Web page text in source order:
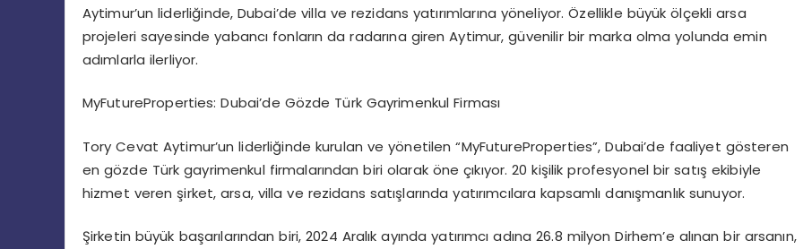
Aytimur’un liderliğinde, Dubai’de villa ve rezidans yatırımlarına yöneliyor. Özellikle büyük ölçekli arsa
projeleri sayesinde yabancı fonların da radarına giren Aytimur, güvenilir bir marka olma yolunda emin
adımlarla ilerliyor.
MyFutureProperties: Dubai’de Gözde Türk Gayrimenkul Firması
Tory Cevat Aytimur’un liderliğinde kurulan ve yönetilen “MyFutureProperties”, Dubai’de faaliyet gösteren
en gözde Türk gayrimenkul firmalarından biri olarak öne çıkıyor. 20 kişilik profesyonel bir satış ekibiyle
hizmet veren şirket, arsa, villa ve rezidans satışlarında yatırımcılara kapsamlı danışmanlık sunuyor.
Şirketin büyük başarılarından biri, 2024 Aralık ayında yatırımcı adına 26.8 milyon Dirhem’e alınan bir arsanın,